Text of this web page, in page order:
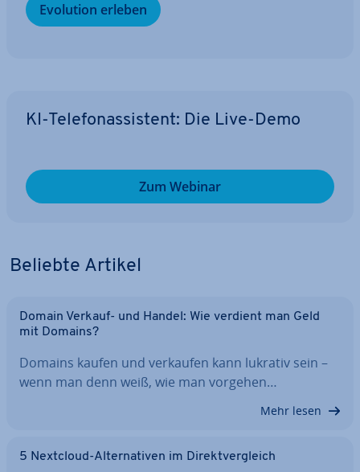
Evolution erleben
KI-Te­le­fon­as­sis­tent: Die Live-Demo
Zum Webinar
Beliebte Artikel
Domain Verkauf- und Handel: Wie verdient man Geld
mit Domains?
Domains kaufen und verkaufen kann lukrativ sein –
wenn man denn weiß, wie man vorgehen…
Mehr lesen
5 Nextcloud-Al­ter­na­ti­ven im Di­rekt­ver­gleich